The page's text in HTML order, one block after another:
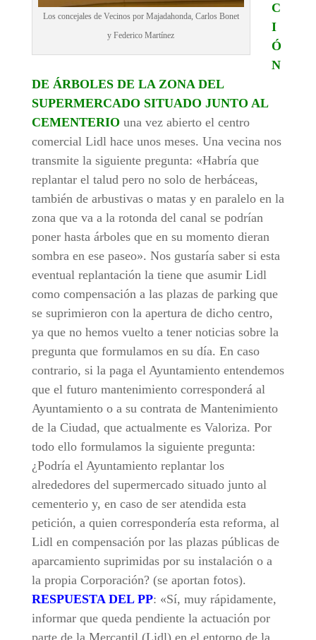
Los concejales de Vecinos por Majadahonda, Carlos Bonet
y Federico Martínez
C
I
Ó
N
DE ÁRBOLES DE LA ZONA DEL
SUPERMERCADO SITUADO JUNTO AL
CEMENTERIO una vez abierto el centro
comercial Lidl hace unos meses. Una vecina nos
transmite la siguiente pregunta: «Habría que
replantar el talud pero no solo de herbáceas,
también de arbustivas o matas y en paralelo en la
zona que va a la rotonda del canal se podrían
poner hasta árboles que en su momento dieran
sombra en ese paseo». Nos gustaría saber si esta
eventual replantación la tiene que asumir Lidl
como compensación a las plazas de parking que
se suprimieron con la apertura de dicho centro,
ya que no hemos vuelto a tener noticias sobre la
pregunta que formulamos en su día. En caso
contrario, si la paga el Ayuntamiento entendemos
que el futuro mantenimiento corresponderá al
Ayuntamiento o a su contrata de Mantenimiento
de la Ciudad, que actualmente es Valoriza. Por
todo ello formulamos la siguiente pregunta:
¿Podría el Ayuntamiento replantar los
alrededores del supermercado situado junto al
cementerio y, en caso de ser atendida esta
petición, a quien correspondería esta reforma, al
Lidl en compensación por las plazas públicas de
aparcamiento suprimidas por su instalación o a
la propia Corporación? (se aportan fotos).
RESPUESTA DEL PP: «Sí, muy rápidamente,
informar que queda pendiente la actuación por
parte de la Mercantil (Lidl) en el entorno de la